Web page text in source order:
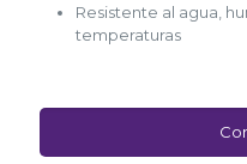
Resistente al agua,
temperaturas